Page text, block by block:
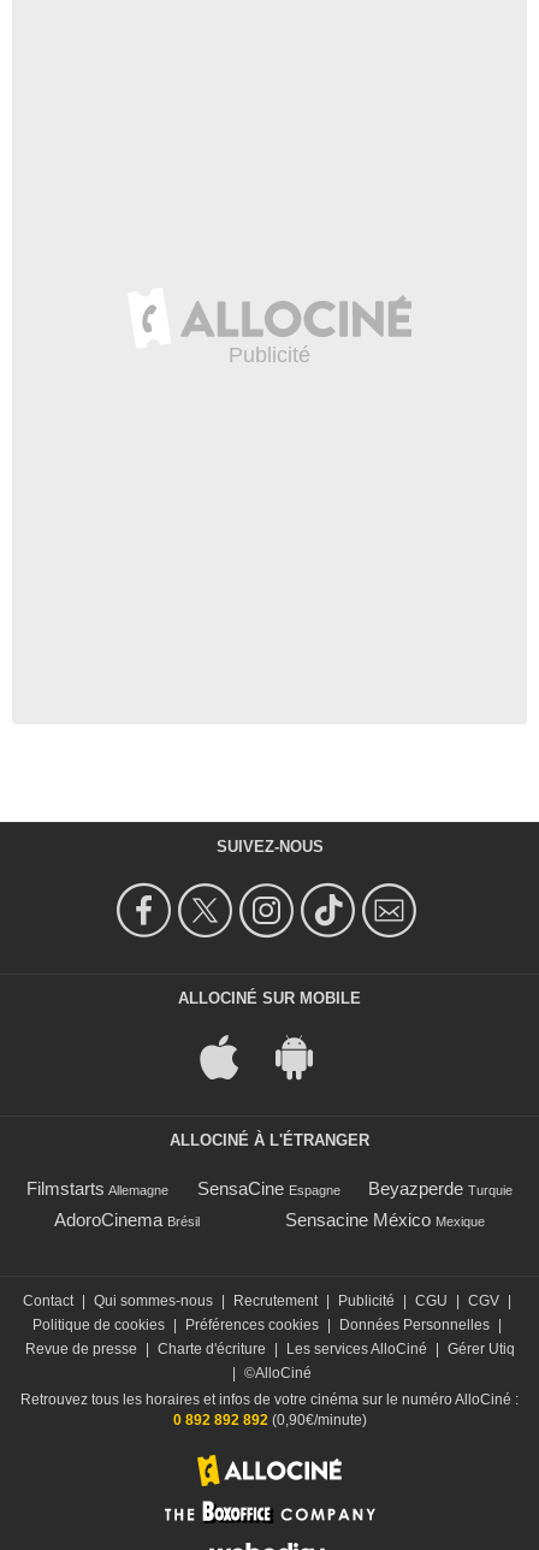
SUIVEZ-NOUS
ALLOCINÉ SUR MOBILE
ALLOCINÉ À L'ÉTRANGER
Filmstarts Allemagne SensaCine Espagne Beyazperde Turquie
AdoroCinema Brésil Sensacine México Mexique
Contact Qui sommes-nous Recrutement Publicité CGU CGV
Politique de cookies
Préférences cookies Données Personnelles
Revue de presse
Charte d'écriture Les services AlloCiné
Gérer Utiq
©AlloCiné
Retrouvez tous les horaires et infos de votre cinéma sur le numéro AlloCiné :
0 892 892 892(0,90€/minute)